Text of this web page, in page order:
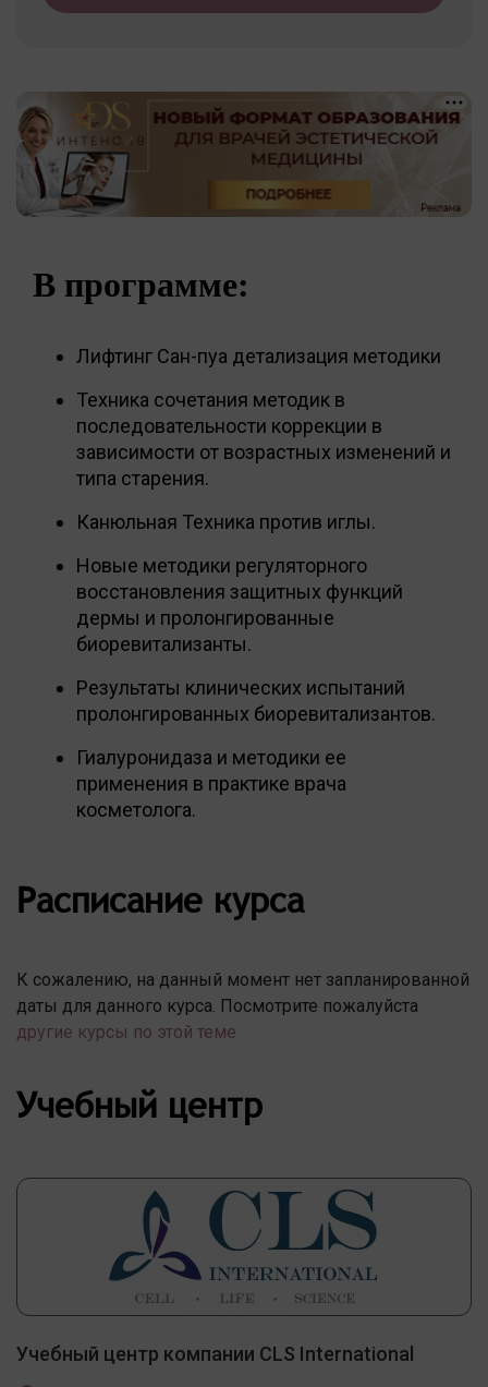
В программе:
Лифтинг Сан-пуа детализация методики
Техника сочетания методик в
последовательности коррекции в
зависимости от возрастных изменений и
типа старения.
Канюльная Техника против иглы.
Новые методики регуляторного
восстановления защитных функций
дермы и пролонгированные
биоревитализанты.
Результаты клинических испытаний
пролонгированных биоревитализантов.
Гиалуронидаза и методики ее
применения в практике врача
косметолога.
Расписание курса
К сожалению, на данный момент нет запланированной
даты для данного курса. Посмотрите пожалуйста
другие курсы по этой теме
Учебный центр
Учебный центр компании CLS International